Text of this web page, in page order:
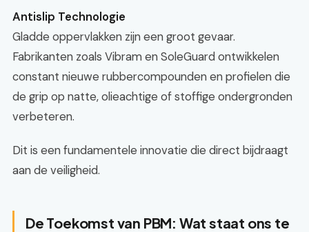
Antislip Technologie
Gladde oppervlakken zijn een groot gevaar.
Fabrikanten zoals Vibram en SoleGuard ontwikkelen
constant nieuwe rubbercompounden en profielen die
de grip op natte, olieachtige of stoffige ondergronden
verbeteren.
Dit is een fundamentele innovatie die direct bijdraagt
aan de veiligheid.
De Toekomst van PBM: Wat staat ons te